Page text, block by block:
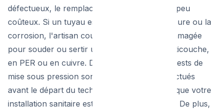
défectueux, le remplacement est immédiat et peu
coûteux. Si un tuyau est fendu par le gel, l'usure ou la
corrosion, l'artisan coupera la section endommagée
pour souder ou sertir un nouveau tuyau multicouche,
en PER ou en cuivre. Dans tous les cas, des tests de
mise sous pression sont rigoureusement effectués
avant le départ du technicien pour s'assurer que votre
installation sanitaire est parfaitement étanche. De plus,